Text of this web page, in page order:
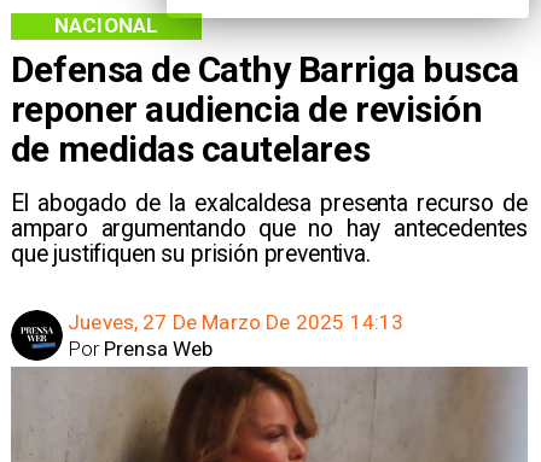
Defensa de Cathy Barriga busca
reponer audiencia de revisión
de medidas cautelares
El abogado de la exalcaldesa presenta recurso de
amparo argumentando que no hay antecedentes
que justifiquen su prisión preventiva.
NACIONAL
Jueves, 27 De Marzo De 2025 14:13
Prensa Web
Por